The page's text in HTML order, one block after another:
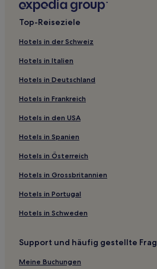
Top-Reiseziele
Hotels in der Schweiz
Hotels in Italien
Hotels in Deutschland
Hotels in Frankreich
Hotels in den USA
Hotels in Spanien
Hotels in Österreich
Hotels in Grossbritannien
Hotels in Portugal
Hotels in Schweden
Support und häufig gestellte
Meine Buchungen